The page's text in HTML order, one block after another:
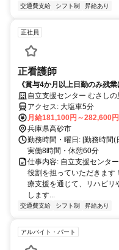
交通費支給 シフト制 昇給あり
正社員
正看護師
《賞与4か月以上日勤のみ残
歳＆再雇用で70歳まで》障が
自立支援センター むさしの
アクセス: 大塩車5分
月給181,100円～282,600円
兵庫県高砂市
勤務時間・曜日: [勤務時間
実働8時間・休憩60分
仕事内容: 自立支援センタ
役割を担っていただきます
療支援を通じて、リハビリ
します...
交通費支給 シフト制 昇給あり
アルバイト・パート